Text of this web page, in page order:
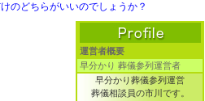
のどちらがいいのでしょうか？
運営者概要
早分かり 葬儀参列運営者
早分かり葬儀参列運営
葬儀相談員の市川です。